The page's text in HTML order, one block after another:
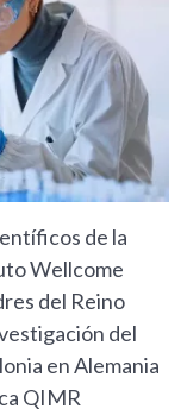
de la
Wellcome
del Reino
del
en Alemania
QIMR